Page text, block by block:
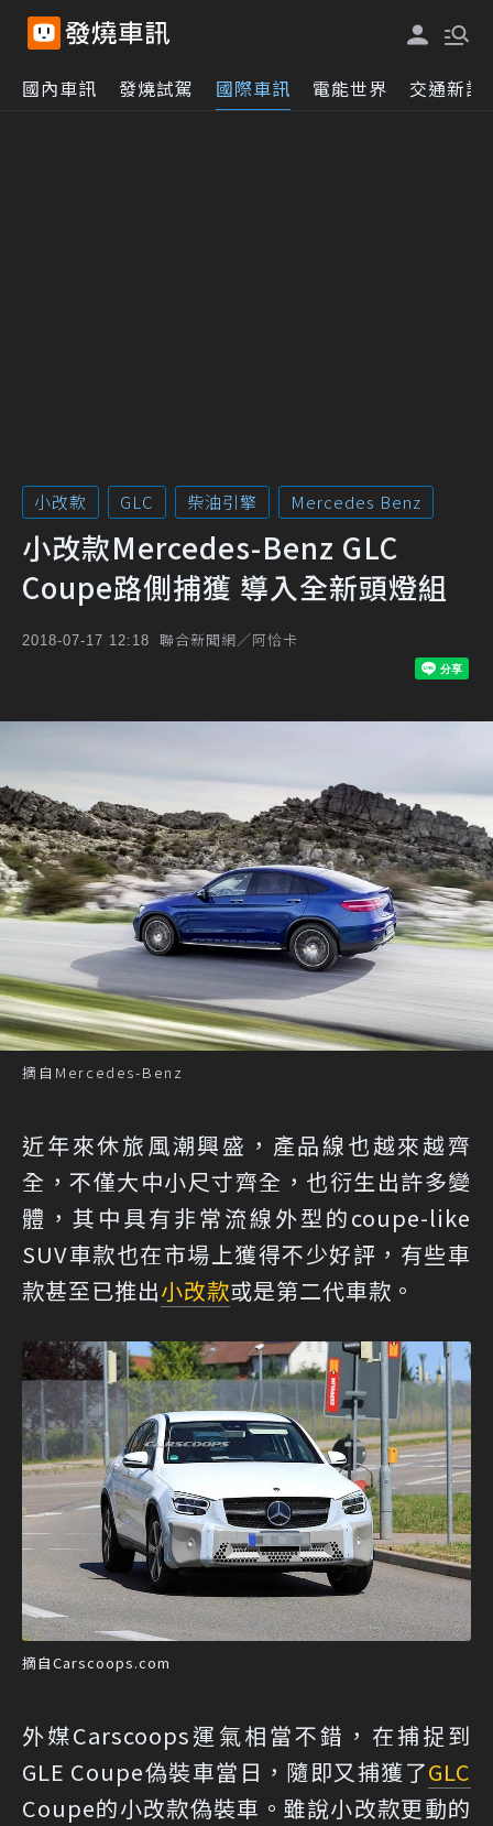
國內車訊 發燒試駕 國際車訊 電能世界 交通新訊
小改款 GLC 柴油引擎 Mercedes Benz
小改款Mercedes-Benz GLC
Coupe路側捕獲 導入全新頭燈組
2018-07-17 12:18 聯合新聞網／阿恰卡
摘自Mercedes-Benz
近年來休旅風潮興盛，產品線也越來越齊
全，不僅大中小尺寸齊全，也衍生出許多變
體，其中具有非常流線外型的coupe-like
SUV車款也在市場上獲得不少好評，有些車
款甚至已推出小改款或是第二代車款。
摘自Carscoops.com
外媒Carscoops運氣相當不錯，在捕捉到
GLE Coupe偽裝車當日，隨即又捕獲了GLC
Coupe的小改款偽裝車。雖說小改款更動的